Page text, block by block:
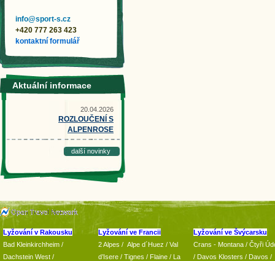
info@sport-s.cz
+420 777 263 423
kontaktní formulář
Aktuální informace
20.04.2026
ROZLOUČENÍ S
ALPENROSE
další novinky
Lyžování v Rakousku
Bad Kleinkirchheim /
Dachstein West /
Lyžování ve Francii
2 Alpes / Alpe d´Huez / Val
d’Isere / Tignes / Flaine / La
Lyžování ve Švýcarsku
Crans - Montana / Čtyři
/ Davos Klosters / Davos /